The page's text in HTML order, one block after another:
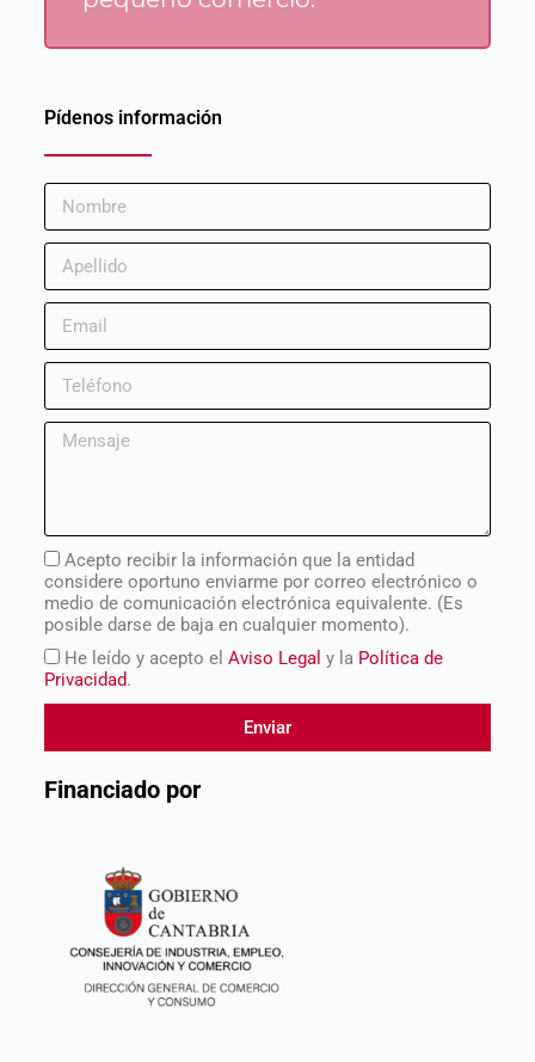
Pídenos información
Acepto recibir la información que la entidad
considere oportuno enviarme por correo electrónico o
medio de comunicación electrónica equivalente. (Es
posible darse de baja en cualquier momento).
He leído y acepto el Aviso Legal y la Política de
Privacidad.
Enviar
Financiado por